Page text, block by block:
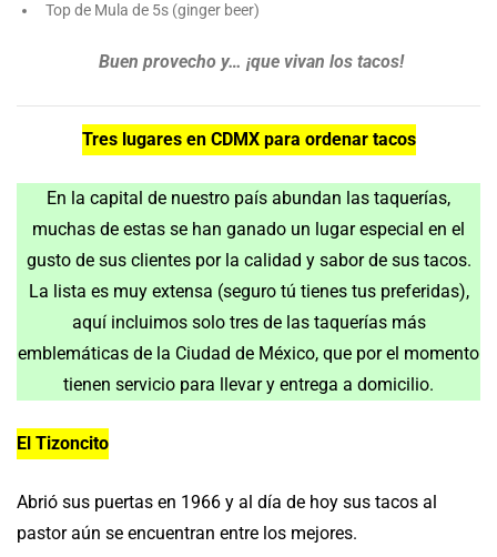
Top de Mula de 5s (ginger beer)
Buen provecho y… ¡que vivan los tacos!
Tres lugares en CDMX para ordenar tacos
En la capital de nuestro país abundan las taquerías,
muchas de estas se han ganado un lugar especial en el
gusto de sus clientes por la calidad y sabor de sus tacos.
La lista es muy extensa (seguro tú tienes tus preferidas),
aquí incluimos solo tres de las taquerías más
emblemáticas de la Ciudad de México, que por el momento
tienen servicio para llevar y entrega a domicilio.
El Tizoncito
Abrió sus puertas en 1966 y al día de hoy sus tacos al
pastor aún se encuentran entre los mejores.